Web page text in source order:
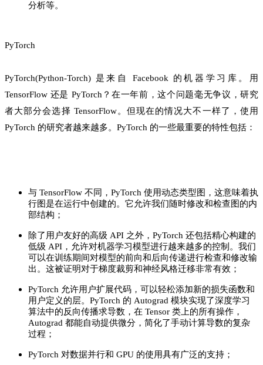
分析等。
PyTorch
PyTorch(Python-Torch) 是来自 Facebook 的机器学习库。用
TensorFlow 还是 PyTorch？在一年前，这个问题毫无争议，研究
者大部分会选择 TensorFlow。但现在的情况大不一样了，使用
PyTorch 的研究者越来越多。PyTorch 的一些最重要的特性包括：
与 TensorFlow 不同，PyTorch 使用动态类型图，这意味着执
行图是在运行中创建的。它允许我们随时修改和检查图的内
部结构；
除了用户友好的高级 API 之外，PyTorch 还包括精心构建的
低级 API，允许对机器学习模型进行越来越多的控制。我们
可以在训练期间对模型的前向和后向传递进行检查和修改输
出。这被证明对于梯度裁剪和神经风格迁移非常有效；
PyTorch 允许用户扩展代码，可以轻松添加新的损失函数和
用户定义的层。PyTorch 的 Autograd 模块实现了深度学习
算法中的反向传播求导数，在 Tensor 类上的所有操作，
Autograd 都能自动提供微分，简化了手动计算导数的复杂
过程；
PyTorch 对数据并行和 GPU 的使用具有广泛的支持；